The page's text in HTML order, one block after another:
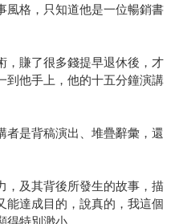
風格，只知道他是一位暢銷書
，賺了很多錢提早退休後，才
到他手上，他的十五分鐘演講
者是背稿演出、堆疊辭彙，還
，及其背後所發生的故事，描
能達成目的，說真的，我這個